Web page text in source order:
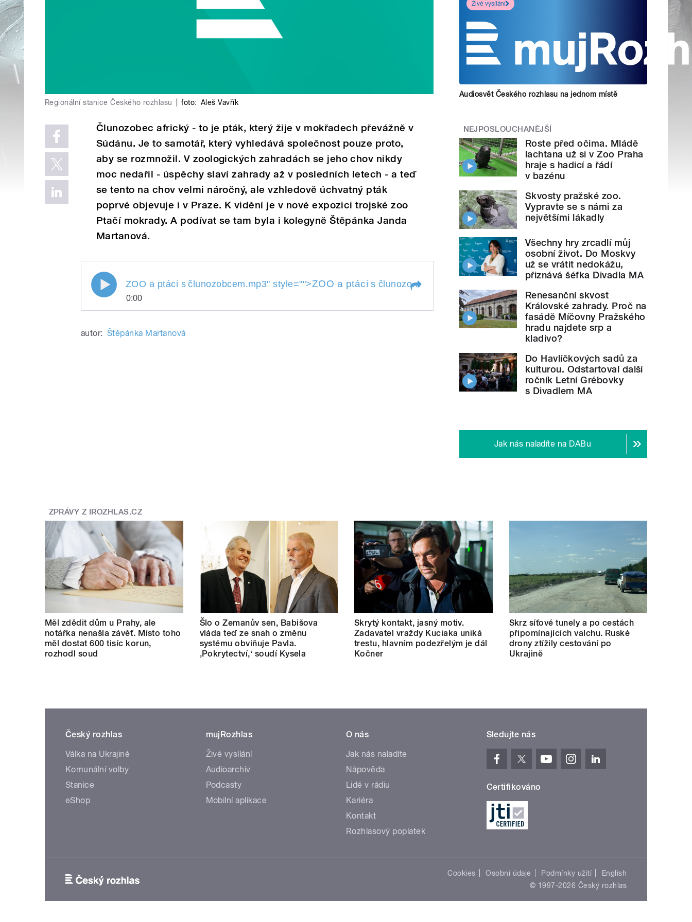
Regionální stanice Českého rozhlasu foto: Aleš Vavřík
Člunozobec africký - to je pták, který žije v mokřadech převážně v
Súdánu. Je to samotář, který vyhledává společnost pouze proto,
aby se rozmnožil. V zoologických zahradách se jeho chov nikdy
moc nedařil - úspěchy slaví zahrady až v posledních letech - a teď
se tento na chov velmi náročný, ale vzhledově úchvatný pták
poprvé objevuje i v Praze. K vidění je v nové expozici trojské zoo
Ptačí mokrady. A podívat se tam byla i kolegyně Štěpánka Janda
Martanová.
pause
ZOO a ptáci s člunozobcem.mp3" style="">ZOO a ptáci s člunozobcem.mp3
0:00
autor: Štěpánka Martanová
Živé vysílání
Audiosvět Českého rozhlasu na jednom místě
NEJPOSLOUCHANĚJŠÍ
Roste před očima. Mládě
lachtana už si v Zoo Praha
hraje s hadicí a řádí
v bazénu
Skvosty pražské zoo.
Vypravte se s námi za
největšími lákadly
Všechny hry zrcadlí můj
osobní život. Do Moskvy
už se vrátit nedokážu,
přiznává šéfka Divadla MA
Renesanční skvost
Královské zahrady. Proč na
fasádě Míčovny Pražského
hradu najdete srp a
kladivo?
Do Havlíčkových sadů za
kulturou. Odstartoval další
ročník Letní Grébovky
s Divadlem MA
Jak nás naladíte na DABu
ZPRÁVY Z IROZHLAS.CZ
Měl zdědit dům u Prahy, ale
notářka nenašla závěť. Místo toho
měl dostat 600 tisíc korun,
rozhodl soud
Šlo o Zemanův sen, Babišova
vláda teď ze snah o změnu
systému obviňuje Pavla.
‚Pokrytectví,‘ soudí Kysela
Skrytý kontakt, jasný motiv.
Zadavatel vraždy Kuciaka uniká
trestu, hlavním podezřelým je dál
Kočner
Skrz síťové tunely a po cestách
připomínajících valchu. Ruské
drony ztížily cestování po
Ukrajině
Český rozhlas
Válka na Ukrajině
Komunální volby
Stanice
eShop
mujRozhlas
Živé vysílání
Audioarchiv
Podcasty
Mobilní aplikace
O nás
Jak nás naladíte
Nápověda
Lidé v rádiu
Kariéra
Kontakt
Rozhlasový poplatek
Sledujte nás
Certifikováno
Cookies Osobní údaje Podmínky užití
English
© 1997-2026 Český rozhlas